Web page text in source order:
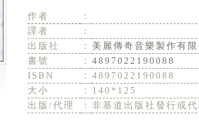
作者
：
譯者
：
出版社
： 美麗傳奇音樂製作有
書號
： 4897022190088
ISBN
： 4897022190088
大小
： 140*125
出版/代理
： 非基道出版社發行或